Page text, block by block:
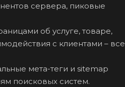
сервера, пиковые
об услуге, товаре,
с клиентами – все
мета-теги и sitemap
поисковых систем.